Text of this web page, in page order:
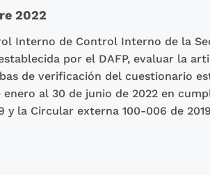
2022
Interno de Control Interno de la
por el DAFP, evaluar la
de verificación del cuestionario
al 30 de junio de 2022 en
y la Circular externa 100-006 de